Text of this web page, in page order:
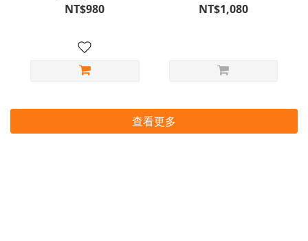
NT$980 NT$1,080
查看更多